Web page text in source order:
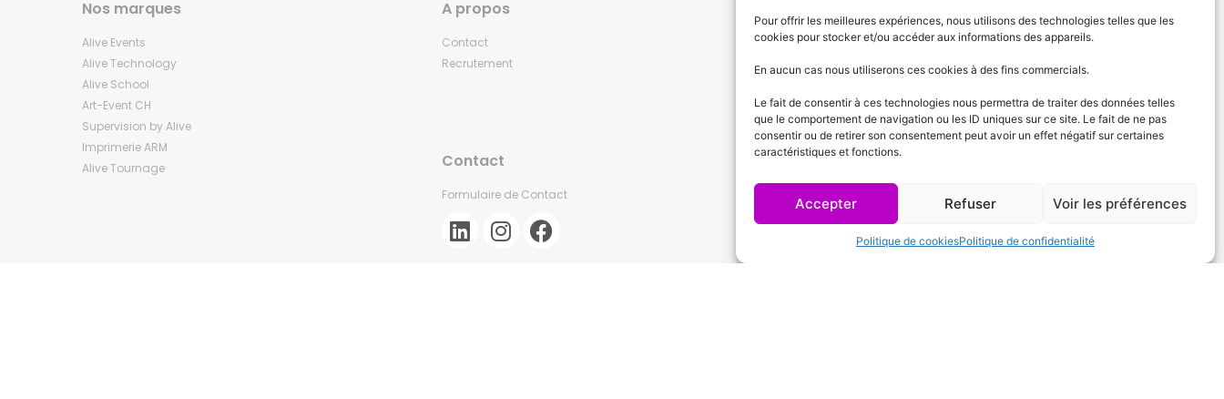
Pour offrir les meilleures expériences, nous utilisons des technologies telles que les
cookies pour stocker et/ou accéder aux informations des appareils.
En aucun cas nous utiliserons ces cookies à des fins commercials.
Le fait de consentir à ces technologies nous permettra de traiter des données telles
que le comportement de navigation ou les ID uniques sur ce site. Le fait de ne pas
consentir ou de retirer son consentement peut avoir un effet négatif sur certaines
caractéristiques et fonctions.
Accepter Refuser Voir les préférences
Politique de cookiesPolitique de confidentialité
Nos marques
Alive Events
Alive Technology
Alive School
Art-Event CH
Supervision by Alive
Imprimerie ARM
Alive Tournage
A propos
Contact
Recrutement
Contact
Formulaire de Contact
Agence de Lille
Agence de Gonesse
Agence de Plessis-Pâté
Agence d'Angers
Agence de Lyon
Agence de Cannes